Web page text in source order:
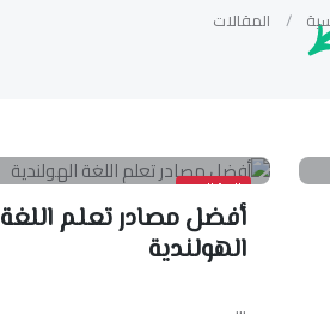
المقالات
المقالات
أفضل مصادر تعلم اللغة
الهولندية
...